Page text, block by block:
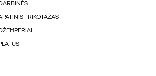
TRIKOTAŽAS